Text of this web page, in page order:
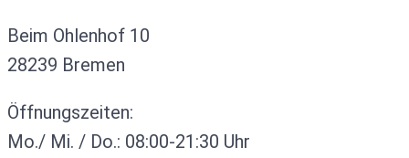
Beim Ohlenhof 10
28239 Bremen
Öffnungszeiten:
Mo./ Mi. / Do.: 08:00-21:30 Uhr